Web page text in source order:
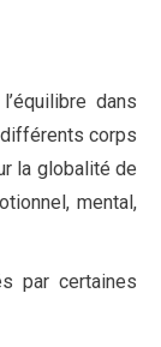
dans
corps
la globalité de
mental,
par certaines